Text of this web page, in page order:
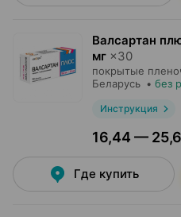
Валсартан
мг ×30
покрытые
Беларусь • без
Инструкция
16,44 —
Где купить